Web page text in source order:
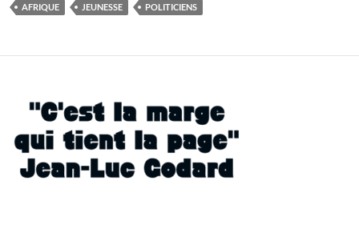
AFRIQUE JEUNESSE POLITICIENS